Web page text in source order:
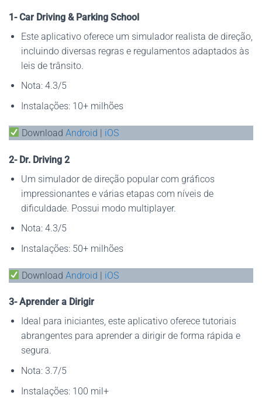
1- Car Driving & Parking School
Este aplicativo oferece um simulador realista de direção,
incluindo diversas regras e regulamentos adaptados às
leis de trânsito.
Nota: 4.3/5
Instalações: 10+ milhões
DownloadAndroid | iOS
2- Dr. Driving 2
Um simulador de direção popular com gráficos
impressionantes e várias etapas com níveis de
dificuldade. Possui modo multiplayer.
Nota: 4.3/5
Instalações: 50+ milhões
DownloadAndroid | iOS
3- Aprender a Dirigir
Ideal para iniciantes, este aplicativo oferece tutoriais
abrangentes para aprender a dirigir de forma rápida e
segura.
Nota: 3.7/5
Instalações: 100 mil+